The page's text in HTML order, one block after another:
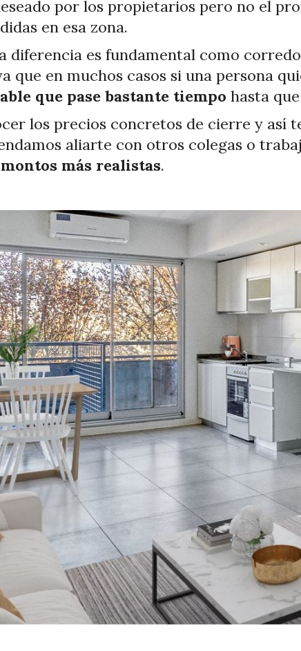
por los propietarios pero no el
en esa zona.
diferencia es fundamental como
que en muchos casos si una persona
que pase bastante tiempo hasta
los precios concretos de cierre y
aliarte con otros colegas o
más realistas.